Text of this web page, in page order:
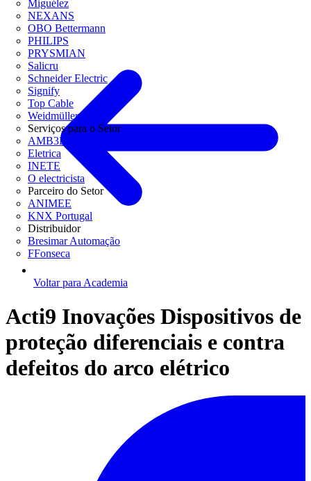
Miguélez
NEXANS
OBO Bettermann
PHILIPS
PRYSMIAN
Salicru
Schneider Electric
Signify
Top Cable
Weidmüller
Serviços para o Setor
AMB3E
Eletrica
INETE
O electricista
Parceiro do Setor
ANIMEE
KNX Portugal
Distribuidor
Bresimar Automação
FFonseca
Voltar para Academia
Acti9 Inovações Dispositivos de
proteção diferenciais e contra
defeitos do arco elétrico